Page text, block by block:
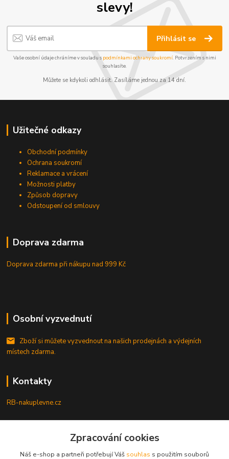
slevy!
Přihlásit se
Vaše osobní údaje chráníme v souladu s podmínkami ochrany soukromí. Potvrzením s nimi
souhlasíte.
Můžete se kdykoli odhlásit. Zasíláme jednou za 14 dní.
Užitečné odkazy
Obchodní podmínky
Ochrana soukromí
Reklamace a vrácení
Možnosti platby
Způsob dopravy
Odstoupení od smlouvy
Doprava zdarma
Doprava zdarma při nákupunad 999 Kč
Osobní vyzvednutí
Zboží si můžete vyzvednout na našich prodejnách a výdejních
místech zdarma.
Kontakty
RB-nakuplevne.cz
+420 222722421Zpracování cookies
Náš e-shop a partneři potřebují Váš souhlas s použitím souborů